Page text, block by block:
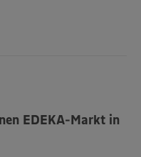
ein, um Ihnen
um unsere
möglichst relevante
EDEKA-Markt in